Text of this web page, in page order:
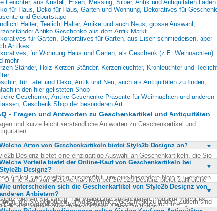
Leuchter, aus Kristall, Eisen, Messing, Silber, Antik und Antiquitäten Laden
für Haus, Deko für Haus, Garten und Wohnung, Dekoratives für
und Geburtstage
Halter, Teelicht Halter, Antike und auch Neus, grosse Auswahl,
Antike Geschenke aus dem Antik Markt
für Garten, Dekoratives für Garten, aus Eisen schmiedeisen, aber
Antikes
für Wohnung Haus und Garten, als Geschenk (z.B. Weihnachten)
mehr
Ständer, Holz Kerzen Ständer, Kerzenleuchter, Kronleuchter und
für Tafel und Deko, Antik und Neu, auch als Antiquitäten zu finden,
in den hier gelisteten Shop
Geschenke, Antike Geschenke Präsente für Weihnachten und anderen
Geschenk Shop der besonderen Art.
- Fragen und Antworten zu Geschenkartikel und Antiquitäten
und kurze leicht verständliche Antworten zu Geschenkartikel und
Welche Arten von Geschenkartikeln bietet Style2b Designz an?
Designz bietet eine einzigartige Auswahl an Geschenkartikeln, die Sie
nirgends finden werden. Die Kollektion umfasst antike und dekorative
die sowohl für die Wohnung als auch für Haus und Garten geeignet
Artikel sind sorgfältig ausgewählt, um eine besondere Note zu verleihen
sind ideal für Menschen, die das Besondere suchen. Ob Sie nach einem
Möbelstück oder einem dekorativen Accessoire suchen, bei Style2b
werden Sie fündig. Die Vielfalt der angebotenen Produkte macht es
das perfekte Geschenk für jeden Anlass zu finden.
Welche Vorteile bietet der Online-Kauf von Geschenkartikeln bei
Style2b Designz?
Online-Kauf von Geschenkartikeln bei Style2b Designz bietet zahlreiche
Sie können bequem von zu Hause aus stöbern und sind nicht an
gebunden. Dies ermöglicht es Ihnen, sich in Ruhe die Zeit zu
die Sie benötigen, um das perfekte Geschenk zu finden. Zudem sind
Artikelbeschreibungen detailliert, sodass Sie genau wissen, was Sie
Wie unterscheiden sich die Geschenkartikel von Style2b Designz von
anderen Anbietern?
Geschenkartikel von Style2b Designz zeichnen sich durch ihre